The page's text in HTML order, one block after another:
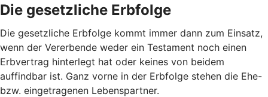
Die gesetzliche Erbfolge
Die gesetzliche Erbfolge kommt immer dann zum Einsatz,
wenn der Vererbende weder ein Testament noch einen
Erbvertrag hinterlegt hat oder keines von beidem
auffindbar ist. Ganz vorne in der Erbfolge stehen die Ehe-
bzw. eingetragenen Lebenspartner.